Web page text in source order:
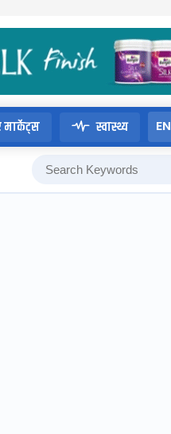
स्वास्थ्य EN